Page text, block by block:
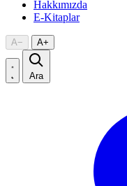
Hakkımızda
E-Kitaplar
A− A+
Ara